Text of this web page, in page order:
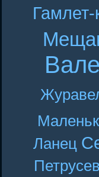
Гамлет-
Ланец